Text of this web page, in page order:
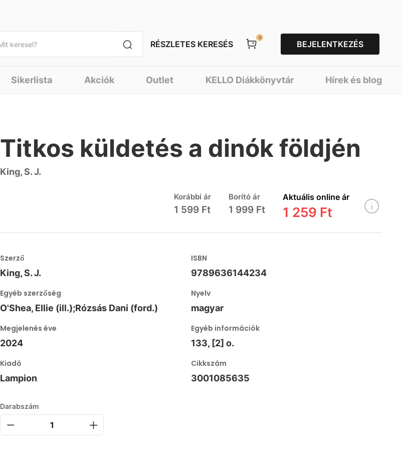
RÉSZLETES KERESÉS
0
BEJELENTKEZÉS
Sikerlista Akciók Outlet KELLO Diákkönyvtár Hírek és blog
Titkos küldetés a dinók földjén
King, S. J.
Korábbi ár
1 599 Ft
Borító ár
1 999 Ft
Aktuális online ár
1 259 Ft
Szerző
King, S. J.
ISBN
9789636144234
Egyéb szerzőség
O'Shea, Ellie (ill.);Rózsás Dani (ford.)
Nyelv
magyar
Megjelenés éve
2024
Egyéb információk
133, [2] o.
Kiadó
Lampion
Cikkszám
3001085635
Darabszám